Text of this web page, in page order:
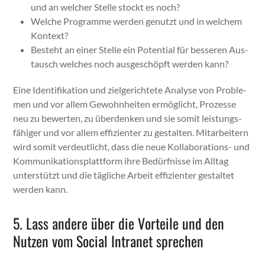
und an welch­er Stelle stockt es noch?
Welche Pro­gramme wer­den genutzt und in welchem
Kon­text?
Beste­ht an ein­er Stelle ein Poten­tial für besseren Aus­
tausch welch­es noch aus­geschöpft wer­den kann?
Eine Iden­ti­fika­tion und ziel­gerichtete Analyse von Prob­le­
men und vor allem Gewohn­heit­en ermöglicht, Prozesse
neu zu bew­erten, zu über­denken und sie somit leis­tungs­
fähiger und vor allem effizien­ter zu gestal­ten. Mitar­beit­ern
wird somit verdeut­licht, dass die neue Kol­lab­o­ra­tions- und
Kom­mu­nika­tion­splat­tform ihre Bedürfnisse im All­t­ag
unter­stützt und die tägliche Arbeit effizien­ter gestal­tet
wer­den kann.
5. Lass andere über die Vorteile und den
Nutzen vom Social Intranet sprechen